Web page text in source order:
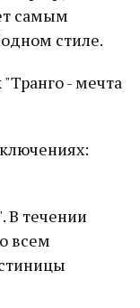
самым
стиле.
- мечта
В течении
всем